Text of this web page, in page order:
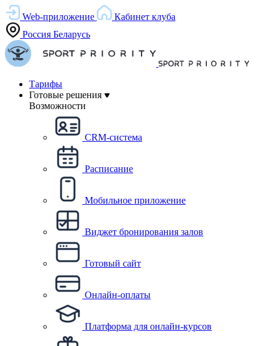
Web-приложение
Кабинет клуба
Россия Беларусь
Тарифы
Готовые решения
Возможности
CRM-система
Расписание
Мобильное приложение
Виджет бронирования залов
Готовый сайт
Онлайн-оплаты
Платформа для онлайн-курсов